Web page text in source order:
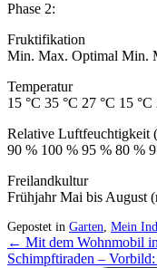
Phase 2:
Fruktifikation
Min. Max. Optimal Min.
Temperatur
15 °C 35 °C 27 °C 15 °C
Relative Luftfeuchtigkeit
90 % 100 % 95 % 80 %
Freilandkultur
Frühjahr Mai bis August
Gepostet in Garten, Mein
← Mit dem Wohnmobil
Schimpftiraden –